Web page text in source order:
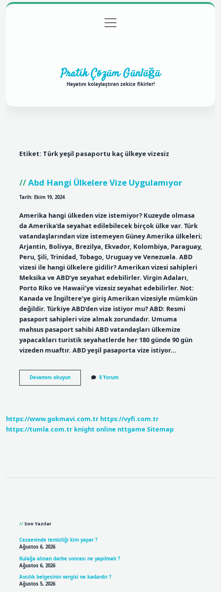
Gizlilik Politikası
menüyü
aç
Pratik Çözüm Günlüğü
Hayatını kolaylaştıran zekice fikirler!
Etiket: Türk yeşil pasaportu kaç ülkeye vizesiz
Abd Hangi Ülkelere Vize Uygulamıyor
Tarih: Ekim 19, 2024
Amerika hangi ülkeden vize istemiyor? Kuzeyde olmasa
da Amerika’da seyahat edilebilecek birçok ülke var. Türk
vatandaşlarından vize istemeyen Güney Amerika ülkeleri;
Arjantin, Bolivya, Brezilya, Ekvador, Kolombiya, Paraguay,
Peru, Şili, Trinidad, Tobago, Uruguay ve Venezuela. ABD
vizesi ile hangi ülkelere gidilir? Amerikan vizesi sahipleri
Meksika ve ABD’ye seyahat edebilirler. Virgin Adaları,
Porto Riko ve Hawaii’ye vizesiz seyahat edebilirler. Not:
Kanada ve İngiltere’ye giriş Amerikan vizesiyle mümkün
değildir. Türkiye ABD’den vize istiyor mu? ABD: Resmi
pasaport sahipleri vize almak zorundadır. Umuma
mahsus pasaport sahibi ABD vatandaşları ülkemize
yapacakları turistik seyahatlerde her 180 günde 90 gün
vizeden muaftır. ABD yeşil pasaporta vize istiyor…
Devamını okuyunAbd
Hangi
8 Yorum
https://www.gokmavi.com.tr https://vyfi.com.tr
https://tumla.com.tr knight online nttgame Sitemap
Son Yazılar
Cezaevinde temizliği kim yapar ?
Ağustos 6, 2026
Kulağa alınan darbe sonrası ne yapılmalı ?
Ağustos 6, 2026
Avcılık belgesinin vergisi ne kadardır ?
Ağustos 5, 2026